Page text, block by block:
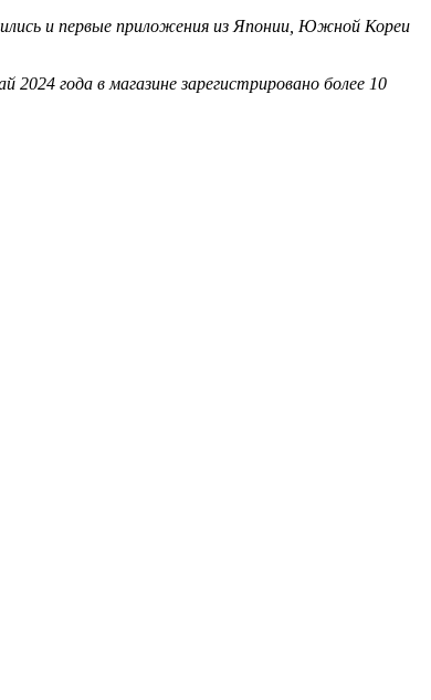
и первые приложения из Японии, Южной Кореи
года в магазине зарегистрировано более 10